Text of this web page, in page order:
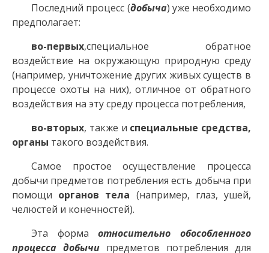
Последний процесс (добыча) уже необходимо
предполагает:
во-первых,специальное обратное
воздействие на окружающую природную среду
(например, уничтожение других живых существ в
процессе охоты на них), отличное от обратного
воздействия на эту среду процесса потребления,
во-вторых, также и специальные средства,
органы такого воздействия.
Самое простое осуществление процесса
добычи предметов потребления есть добыча при
помощи органов тела (например, глаз, ушей,
челюстей и конечностей).
Эта формаотносительно обособленного
процесса добычи предметов потребления для